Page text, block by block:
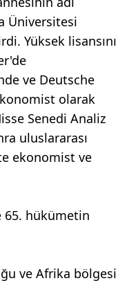
Üniversitesi
Yüksek lisansını
ve Deutsche
olarak
Senedi Analiz
uluslararası
ekonomist ve
ve Afrika bölgesi